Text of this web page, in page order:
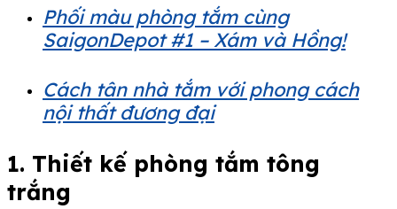
Phối màu phòng tắm cùng
SaigonDepot #1 – Xám và Hồng!
Cách tân nhà tắm với phong cách
nội thất đương đại
1. Thiết kế phòng tắm tông
trắng